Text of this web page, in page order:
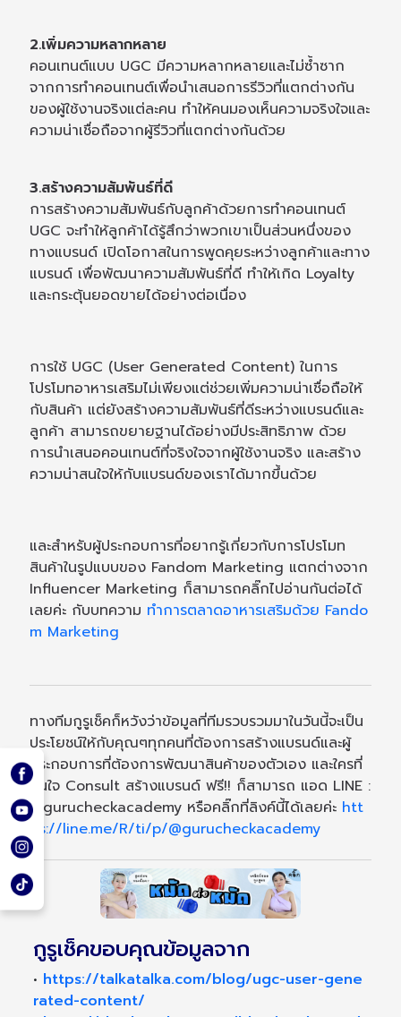
2.เพิ่มความหลากหลาย
คอนเทนต์แบบ UGC มีความหลากหลายและไม่ซ้ำซาก
จากการทำคอนเทนต์เพื่อนำเสนอการรีวิวที่แตกต่างกัน
ของผู้ใช้งานจริงแต่ละคน ทำให้คนมองเห็นความจริงใจและ
ความน่าเชื่อถือจากผู้รีวิวที่แตกต่างกันด้วย
3.สร้างความสัมพันธ์ที่ดี
การสร้างความสัมพันธ์กับลูกค้าด้วยการทำคอนเทนต์
UGC จะทำให้ลูกค้าได้รู้สึกว่าพวกเขาเป็นส่วนหนึ่งของ
ทางแบรนด์ เปิดโอกาสในการพูดคุยระหว่างลูกค้าและทาง
แบรนด์ เพื่อพัฒนาความสัมพันธ์ที่ดี ทำให้เกิด Loyalty
และกระตุ้นยอดขายได้อย่างต่อเนื่อง
การใช้ UGC (User Generated Content) ในการ
โปรโมทอาหารเสริมไม่เพียงแต่ช่วยเพิ่มความน่าเชื่อถือให้
กับสินค้า แต่ยังสร้างความสัมพันธ์ที่ดีระหว่างแบรนด์และ
ลูกค้า สามารถขยายฐานได้อย่างมีประสิทธิภาพ ด้วย
การนำเสนอคอนเทนต์ที่จริงใจจากผู้ใช้งานจริง และสร้าง
ความน่าสนใจให้กับแบรนด์ของเราได้มากขึ้นด้วย
และสำหรับผู้ประกอบการที่อยากรู้เกี่ยวกับการโปรโมท
สินค้าในรูปแบบของ Fandom Marketing แตกต่างจาก
Influencer Marketing ก็สามารถคลิ๊กไปอ่านกันต่อได้
เลยค่ะ กับบทความ ทำการตลาดอาหารเสริมด้วย Fando
m Marketing
ทางทีมกูรูเช็คก็หวังว่าข้อมูลที่ทีมรวบรวมมาในวันนี้จะเป็น
ประโยชน์ให้กับคุณๆทุกคนที่ต้องการสร้างแบรนด์และผู้
ประกอบการที่ต้องการพัฒนาสินค้าของตัวเอง และใครที่
สนใจ Consult สร้างแบรนด์ ฟรี!! ก็สามารถ แอด LINE :
@gurucheckacademy หรือคลิ๊กที่ลิงค์นี้ได้เลยค่ะ htt
ps://line.me/R/ti/p/@gurucheckacademy
กูรูเช็คขอบคุณข้อมูลจาก
• https://talkatalka.com/blog/ugc-user-gene
rated-content/